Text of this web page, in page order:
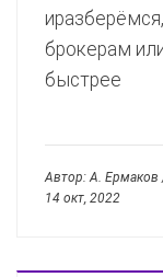
брокерам
быстрее
Автор: А. Ермаков
14 окт, 2022